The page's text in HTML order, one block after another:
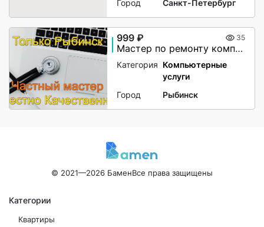
Город
Санкт-Петербург
999 ₽ 35
Мастер по ремонту компьютеров и ноутбуков
Категория Компьютерные
услуги
Город
Рыбинск
© 2021—2026 БаменВсе права защищены
Категории
Квартиры